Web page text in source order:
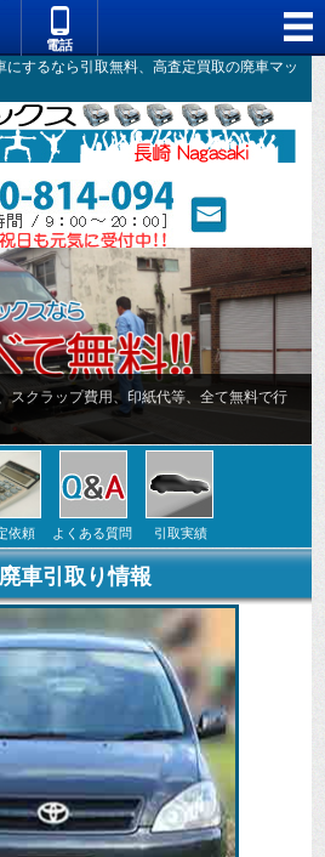
するなら引取無料、高査定買取の廃車マッ
依頼
スタッフ
っかりと
よくある質問
廃車全般に関
するよくある
にお答えしま
す。
引取実績
た車や下取り
で買取った車
の実績デー
タ。
車引取り情報